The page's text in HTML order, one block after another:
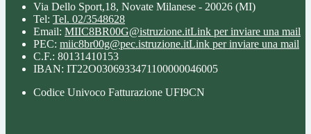
Via Dello Sport,18, Novate Milanese - 20026 (MI)
Tel: Tel. 02/3548628
Email: MIIC8BR00G@istruzione.itLink per inviare una mail
PEC: miic8br00g@pec.istruzione.itLink per inviare una mail
C.F.: 80131410153
IBAN: IT22O0306933471100000046005
Codice Univoco Fatturazione UFI9CN